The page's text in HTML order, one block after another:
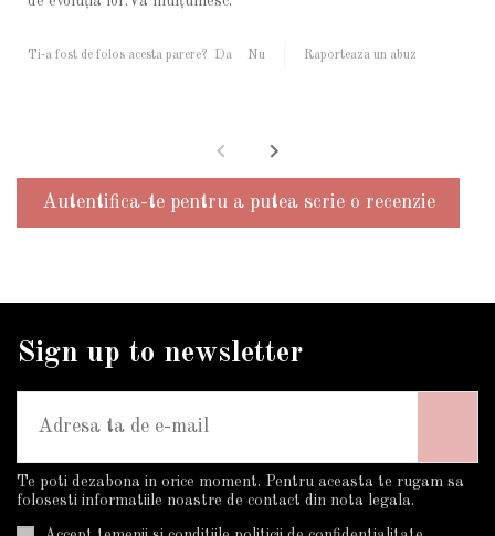
Ti-a fost de folos acesta parere? Da Nu Raporteaza un abuz
Autentifica-te pentru a putea scrie o recenzie
Sign up to newsletter
Te poti dezabona in orice moment. Pentru aceasta te rugam sa
folosesti informatiile noastre de contact din nota legala.